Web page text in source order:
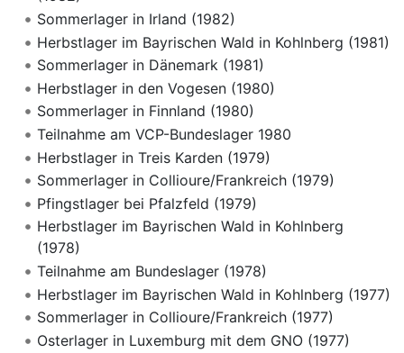
Sommerlager in Irland (1982)
Herbstlager im Bayrischen Wald in Kohlnberg (1981)
Sommerlager in Dänemark (1981)
Herbstlager in den Vogesen (1980)
Sommerlager in Finnland (1980)
Teilnahme am VCP-Bundeslager 1980
Herbstlager in Treis Karden (1979)
Sommerlager in Collioure/Frankreich (1979)
Pfingstlager bei Pfalzfeld (1979)
Herbstlager im Bayrischen Wald in Kohlnberg
(1978)
Teilnahme am Bundeslager (1978)
Herbstlager im Bayrischen Wald in Kohlnberg (1977)
Sommerlager in Collioure/Frankreich (1977)
Osterlager in Luxemburg mit dem GNO (1977)